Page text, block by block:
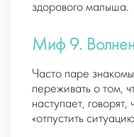
здорового малыша.
Миф 9.
Часто паре
переживать о том,
наступает,
«отпустить